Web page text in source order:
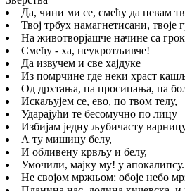
Да, чини ми се, смећу да певам
Твој трбух намагнетисани, твоје
На животворјашче начине са
Смећу - ха, неукротљивче!
Да извучем и све хајдуке
Из помрчине где неки храст
Од дрхтања, па просипања, па
Искаљујем се, ево, по твом телу,
Ударајући те бесомучно по лицу
Избијам једну љубичасту
А ту мишицу белу,
И обливену крвљу и белу,
Умочили, мајку му! у апокалипсу.
Не својом мржњом: обоје небо